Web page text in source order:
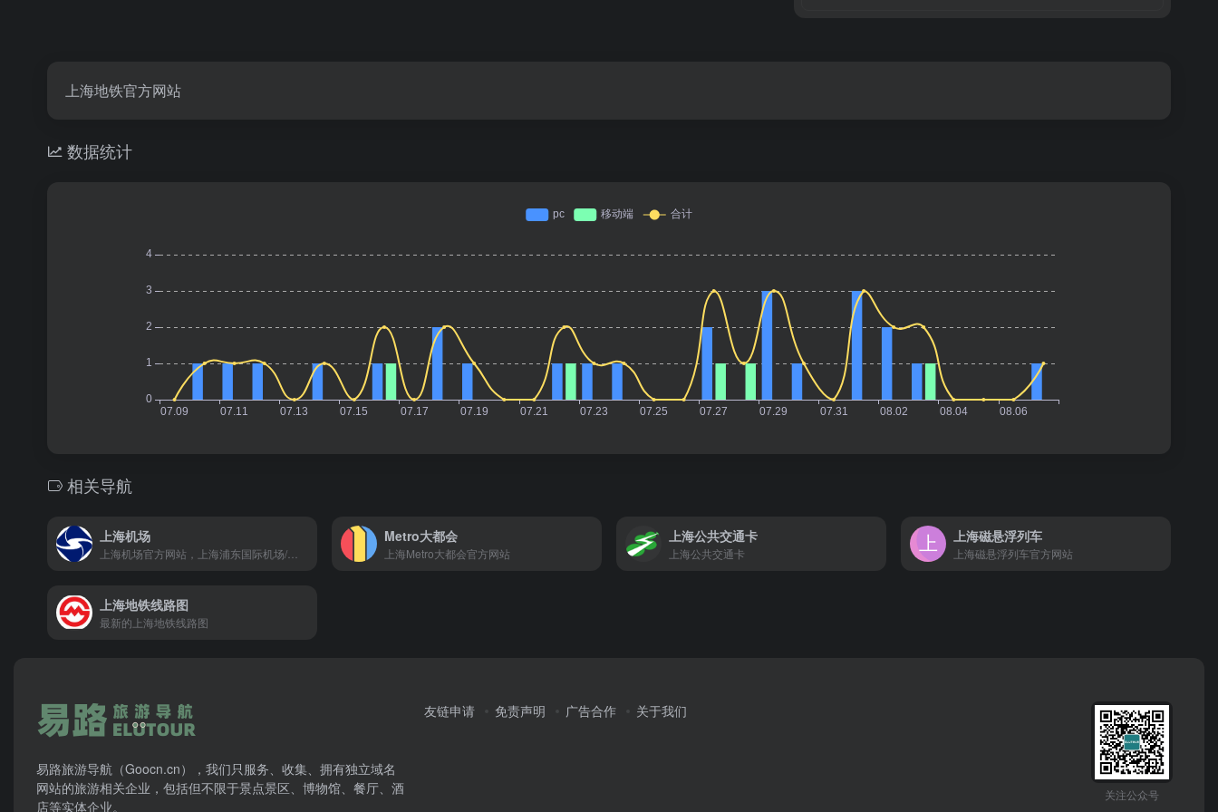
上海地铁官方网站
数据统计
相关导航
上海机场 Metro大都会
上海Metro大都会官方网站
上海公共交通卡
上海公共交通卡
上海磁悬浮列车
上海磁悬浮列车官方网站
上海地铁线路图
最新的上海地铁线路图
易路旅游导航（Goocn.cn），我们只服务、收集、拥有独立域名
网站的旅游相关企业，包括但不限于景点景区、博物馆、餐厅、酒
店等实体企业。
友链申请 免责声明 广告合作 关于我们
关注公众号